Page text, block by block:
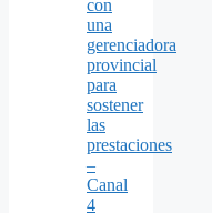
con
una
gerenciadora
provincial
para
sostener
las
prestaciones
–
Canal
4